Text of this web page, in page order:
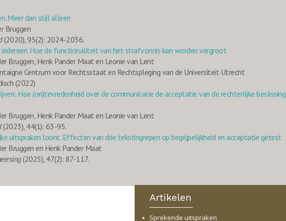
Meer dan stijl alleen
Bruggen
(2020), 95(2): 2024-2036.
Hoe de functionaliteit van het strafvonnis kan worden vergroot
Bruggen, Henk Pander Maat en Leonie van Lent
Centrum voor Rechtsstaat en Rechtspleging van de Universiteit Utrecht
(2022)
Hoe (on)tevredenheid over de communicatie de acceptatie van de rechterlijke beslissing
Bruggen, Henk Pander Maat en Leonie van Lent
(2023), 44(1): 63-95.
uitspraken loont. Effecten van drie tekstingrepen op begrijpelijkheid en acceptatie getest
Bruggen en Henk Pander Maat
(2025), 47(2): 87-117.
Artikelen
Sprekende uitspraken